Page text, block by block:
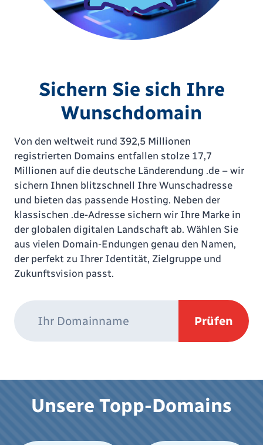
Sichern Sie sich Ihre
Wunschdomain
Von den weltweit rund 392,5 Millionen
registrierten Domains entfallen stolze 17,7
Millionen auf die deutsche Länderendung .de – wir
sichern Ihnen blitzschnell Ihre Wunschadresse
und bieten das passende Hosting. Neben der
klassischen .de-Adresse sichern wir Ihre Marke in
der globalen digitalen Landschaft ab. Wählen Sie
aus vielen Domain-Endungen genau den Namen,
der perfekt zu Ihrer Identität, Zielgruppe und
Zukunftsvision passt.
Unsere Topp-Domains